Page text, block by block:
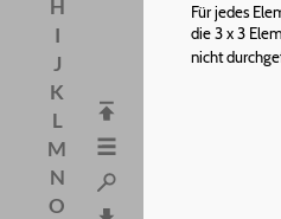
H
I
J
K
L
M
N
O
Für jedes
die 3 x 3
nicht